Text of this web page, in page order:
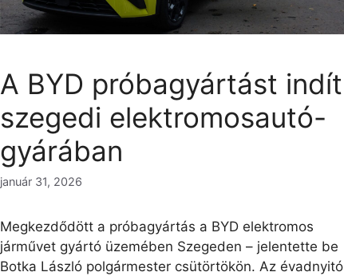
A BYD próbagyártást indít
szegedi elektromosautó-
gyárában
január 31, 2026
Megkezdődött a próbagyártás a BYD elektromos
járművet gyártó üzemében Szegeden – jelentette be
Botka László polgármester csütörtökön. Az évadnyitó